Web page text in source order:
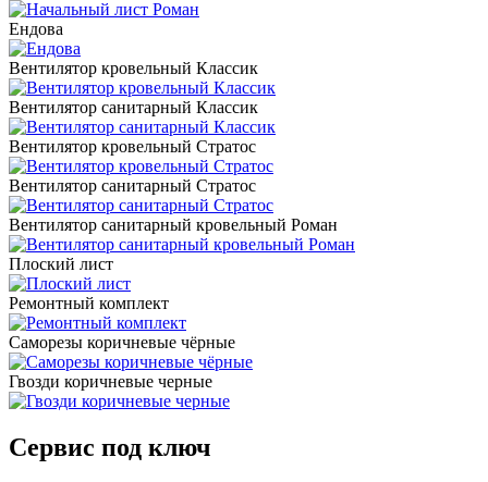
Ендова
Вентилятор кровельный Классик
Вентилятор санитарный Классик
Вентилятор кровельный Стратос
Вентилятор санитарный Стратос
Вентилятор санитарный кровельный Роман
Плоский лист
Ремонтный комплект
Саморезы коричневые чёрные
Гвозди коричневые черные
Сервис под ключ